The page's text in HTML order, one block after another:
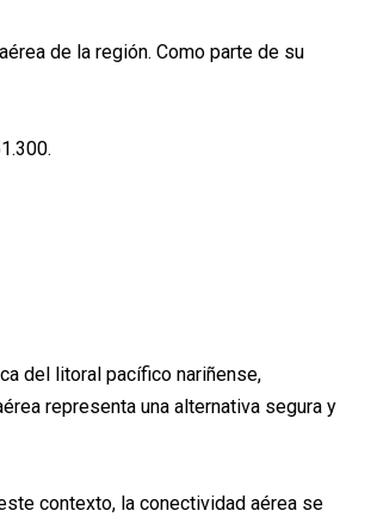
de la región. Como parte de su
del litoral pacífico nariñense,
representa una alternativa segura y
contexto, la conectividad aérea se